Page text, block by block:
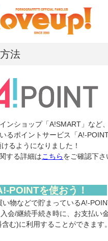
法
ンショップ「A!SMART」など
るポイントサービス「A!-
るようになりました！
する詳細はこちらをご確認下さ
POINTを使おう！
い物などで貯まっているA!-
会/継続手続き時に、お支払い
む)に利用することができます。